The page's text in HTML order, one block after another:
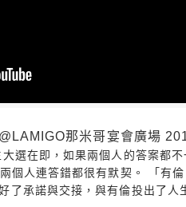
那米哥宴會廣場
大選在即，如果兩個人的答案都
個人連答錯都很有默契。 「有
了承諾與交接，與有倫投出了人